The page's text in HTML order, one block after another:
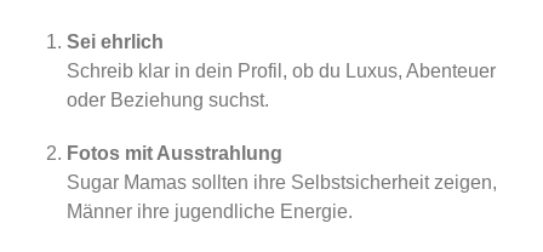
Sei ehrlich
Schreib klar in dein Profil, ob du Luxus, Abenteuer
oder Beziehung suchst.
Fotos mit Ausstrahlung
Sugar Mamas sollten ihre Selbstsicherheit zeigen,
Männer ihre jugendliche Energie.